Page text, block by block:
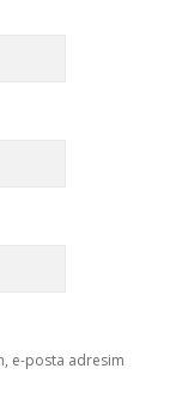
e-posta adresim